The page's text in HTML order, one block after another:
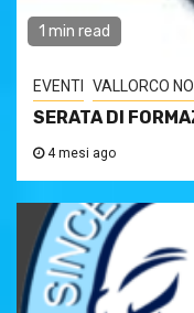
1 min read
EVENTI VALLORCO
SERATA DI
4 mesi ago